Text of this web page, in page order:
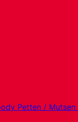
Petten / Mutsen